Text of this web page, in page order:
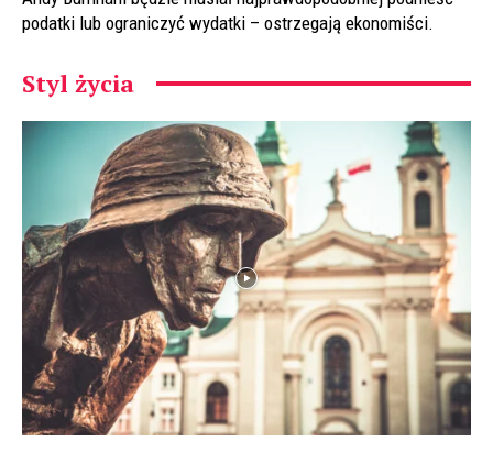
podatki lub ograniczyć wydatki – ostrzegają ekonomiści.
Styl życia